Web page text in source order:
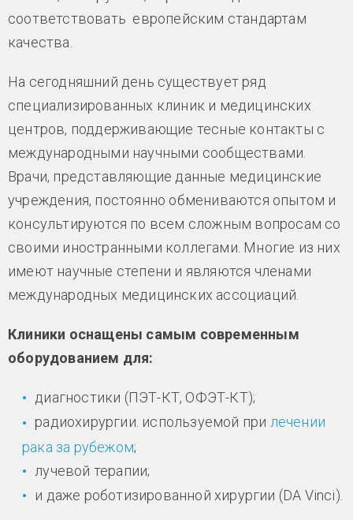
соответствовать европейским стандартам
качества.
На сегодняшний день существует ряд
специализированных клиник и медицинских
центров, поддерживающие тесные контакты с
международными научными сообществами.
Врачи, представляющие данные медицинские
учреждения, постоянно обмениваются опытом и
консультируются по всем сложным вопросам со
своими иностранными коллегами. Многие из них
имеют научные степени и являются членами
международных медицинских ассоциаций.
Клиники оснащены самым современным
оборудованием для:
диагностики (ПЭТ-КТ, ОФЭТ-КТ);
радиохирургии. используемой при лечении
рака за рубежом;
лучевой терапии;
и даже роботизированной хирургии (DA Vinci).